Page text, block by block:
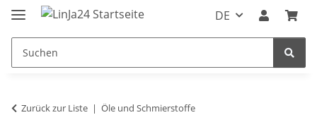
DE
Zurück zur Liste Öle und Schmierstoffe